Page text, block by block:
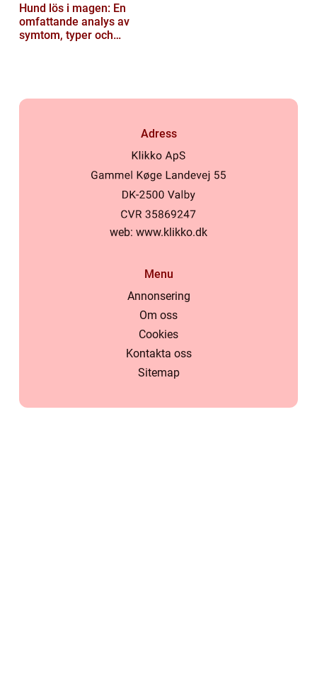
Hund lös i magen: En
omfattande analys av
symtom, typer och
Adress
web: www.klikko.dk
Menu
Annonsering
Om oss
Cookies
Kontakta oss
Sitemap